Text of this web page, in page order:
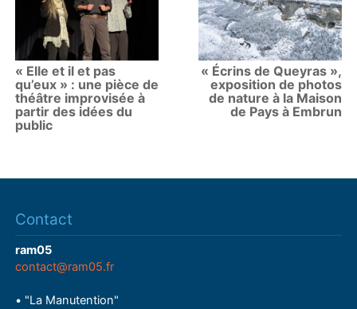
« Elle et il et pas
qu’eux » : une pièce de
théâtre improvisée à
partir des idées du
public
« Écrins de Queyras »,
exposition de photos
de nature à la Maison
de Pays à Embrun
Contact
ram05
contact@ram05.fr
• "La Manutention"